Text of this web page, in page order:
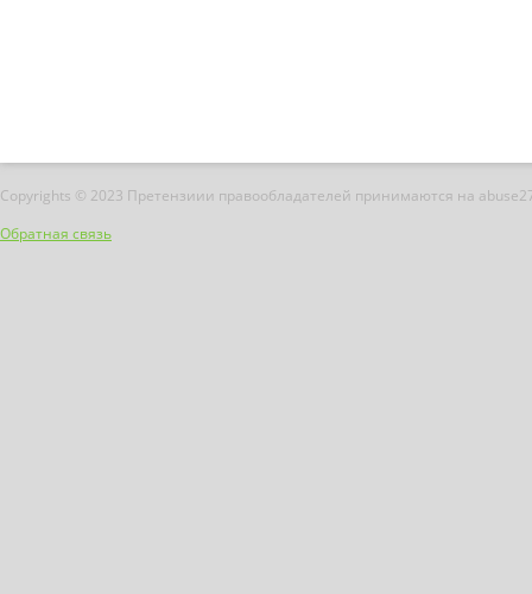
Copyrights © 2023 Претензиии правообладателей принимаются на
Обратная связь